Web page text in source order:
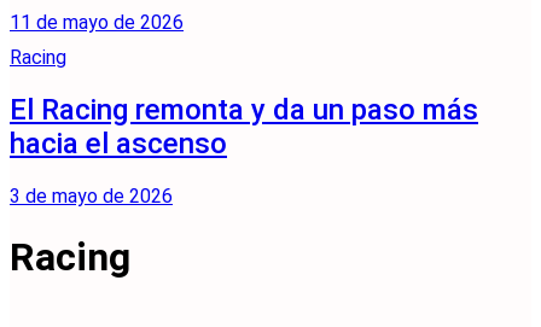
11 de mayo de 2026
Racing
El Racing remonta y da un paso más
hacia el ascenso
3 de mayo de 2026
Racing